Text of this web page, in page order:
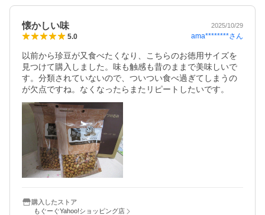
懐かしい味 2025/10/29
5.0 ama********さん
以前から珍豆が又食べたくなり、こちらのお徳用サイズを
見つけて購入しました。味も触感も昔のままで美味しいで
す。分類されていないので、ついつい食べ過ぎてしまうの
が欠点ですね。なくなったらまたリピートしたいです。
購入したストア
もぐーぐYahoo!ショッピング店